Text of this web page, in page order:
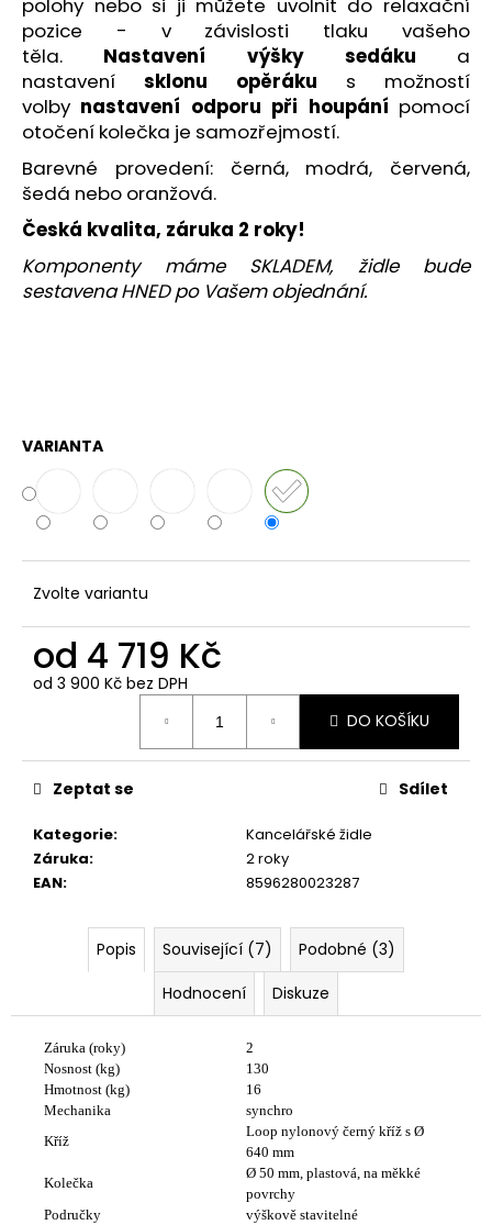
pozice - v závislosti tlaku vašeho
těla. Nastavení výšky sedáku a
nastavení sklonu opěráku s možností
volby nastavení odporu při houpání pomocí
otočení kolečka je samozřejmostí.
Barevné provedení: černá, modrá, červená,
šedá nebo oranžová.
Česká kvalita, záruka 2 roky!
Komponenty máme SKLADEM, židle bude
sestavena HNED po Vašem objednání.
VARIANTA
Zvolte variantu
od 4 719 Kč
od 3 900 Kč bez DPH
DO KOŠÍKU
Kategorie:
Kancelářské židle
Záruka:
2 roky
EAN: 8596280023287
Zeptat se Sdílet
Popis Související (7)
Podobné (3)
Hodnocení
Diskuze
Záruka (roky)
2
Nosnost (kg)
130
Hmotnost (kg)
16
Mechanika
synchro
Kříž
Loop nylonový černý kříž s Ø
640 mm
Kolečka
Ø 50 mm, plastová, na měkké
povrchy
Područky
výškově stavitelné
e
m
e
DĚTSKÁ
ŽIDLE
FUXO
V-
LINE
4
390
Kč